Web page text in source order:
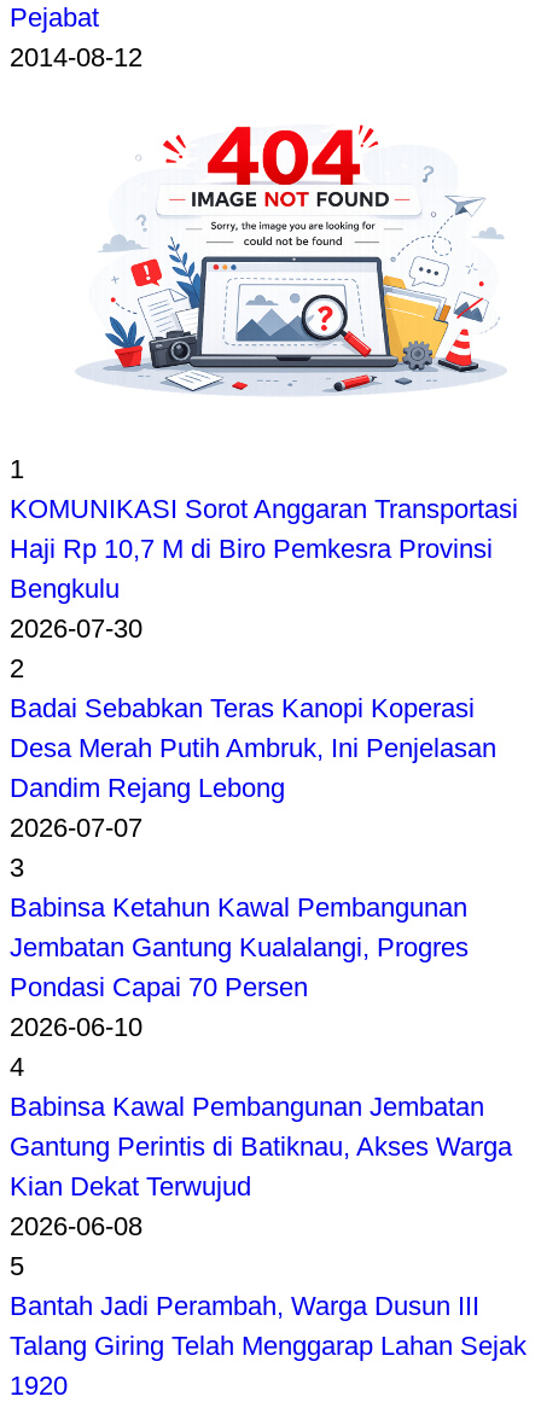
Pejabat
2014-08-12
1
KOMUNIKASI Sorot Anggaran Transportasi
Haji Rp 10,7 M di Biro Pemkesra Provinsi
Bengkulu
2026-07-30
2
Badai Sebabkan Teras Kanopi Koperasi
Desa Merah Putih Ambruk, Ini Penjelasan
Dandim Rejang Lebong
2026-07-07
3
Babinsa Ketahun Kawal Pembangunan
Jembatan Gantung Kualalangi, Progres
Pondasi Capai 70 Persen
2026-06-10
4
Babinsa Kawal Pembangunan Jembatan
Gantung Perintis di Batiknau, Akses Warga
Kian Dekat Terwujud
2026-06-08
5
Bantah Jadi Perambah, Warga Dusun III
Talang Giring Telah Menggarap Lahan Sejak
1920